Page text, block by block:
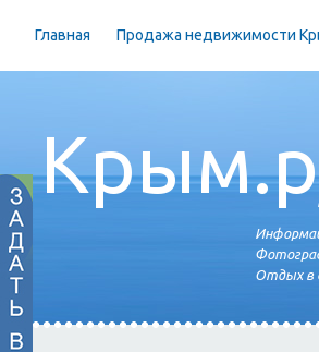
Главная Продажа недвижимости
Отдых в